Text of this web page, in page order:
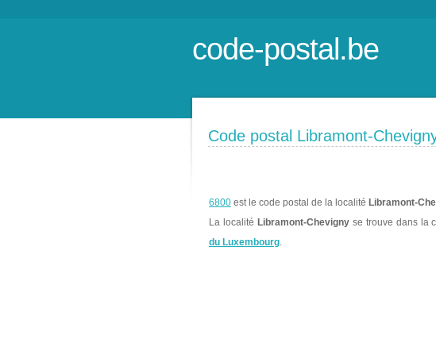
code-postal.be
Code postal Libramont-
6800 est le code postal de la localité Libramont-
La localité Libramont-Chevignyse trouve dans la
du Luxembourg.